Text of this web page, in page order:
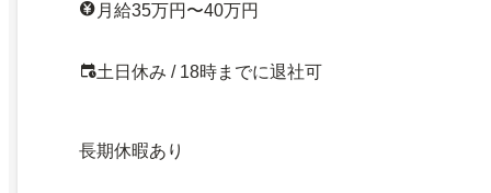
月給35万円〜40万円
土日休み / 18時までに退社可
長期休暇あり